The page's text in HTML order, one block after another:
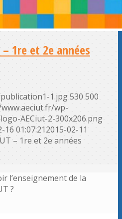
1re et 2e années
1.jpg530 500
wp-
AECiut-2-300x206.png
16 01:07:212015-02-11
– 1re et 2e années
l’enseignement de la
?